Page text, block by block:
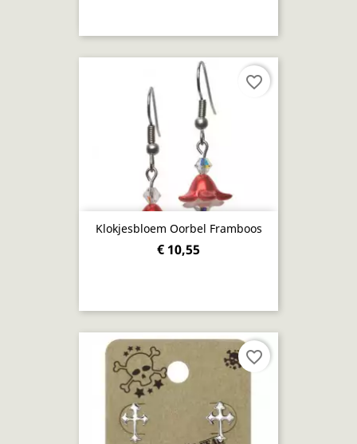
Klokjesbloem Oorbel Framboos
€ 10,55
favorite_border
favorite_border